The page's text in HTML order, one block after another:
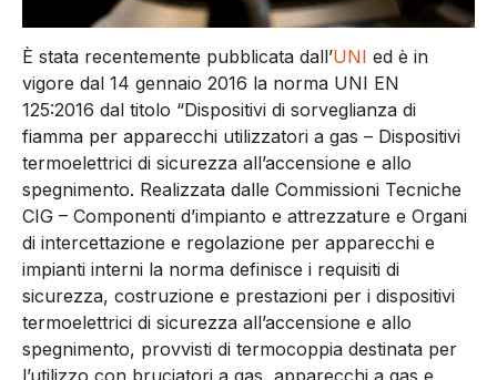
È stata recentemente pubblicata dall’UNI ed è in
vigore dal 14 gennaio 2016 la norma UNI EN
125:2016 dal titolo “Dispositivi di sorveglianza di
fiamma per apparecchi utilizzatori a gas – Dispositivi
termoelettrici di sicurezza all’accensione e allo
spegnimento. Realizzata dalle Commissioni Tecniche
CIG – Componenti d’impianto e attrezzature e Organi
di intercettazione e regolazione per apparecchi e
impianti interni la norma definisce i requisiti di
sicurezza, costruzione e prestazioni per i dispositivi
termoelettrici di sicurezza all’accensione e allo
spegnimento, provvisti di termocoppia destinata per